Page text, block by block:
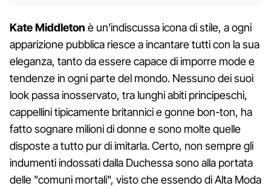
Kate Middleton è un'indiscussa icona di stile, a ogni
apparizione pubblica riesce a incantare tutti con la sua
eleganza, tanto da essere capace di imporre mode e
tendenze in ogni parte del mondo. Nessuno dei suoi
look passa inosservato, tra lunghi abiti principeschi,
cappellini tipicamente britannici e gonne bon-ton, ha
fatto sognare milioni di donne e sono molte quelle
disposte a tutto pur di imitarla. Certo, non sempre gli
indumenti indossati dalla Duchessa sono alla portata
delle "comuni mortali", visto che essendo di Alta Moda